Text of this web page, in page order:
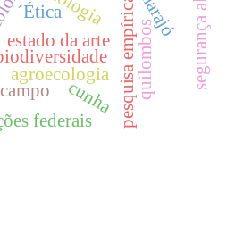
pesquisa empírica
´Ética
estado da arte
agroecologia
cunha
federais
quilombos
marajó